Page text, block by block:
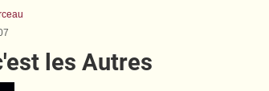
les Autres